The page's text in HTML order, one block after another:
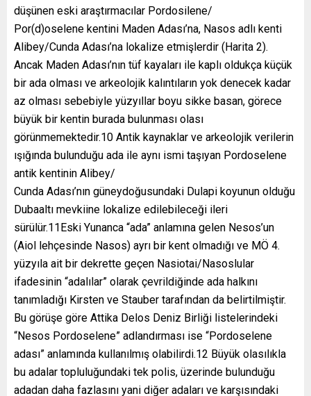
düşünen eski araştırmacılar Pordosilene/
Por(d)oselene kentini Maden Adası’na, Nasos adlı kenti
Alibey/Cunda Adası’na lokalize etmişlerdir (Harita 2).
Ancak Maden Adası’nın tüf kayaları ile kaplı oldukça küçük
bir ada olması ve arkeolojik kalıntıların yok denecek kadar
az olması sebebiyle yüzyıllar boyu sikke basan, görece
büyük bir kentin burada bulunması olası
görünmemektedir.10 Antik kaynaklar ve arkeolojik verilerin
ışığında bulunduğu ada ile aynı ismi taşıyan Pordoselene
antik kentinin Alibey/
Cunda Adası’nın güneydoğusundaki Dulapi koyunun olduğu
Dubaaltı mevkiine lokalize edilebileceği ileri
sürülür.11Eski Yunanca “ada” anlamına gelen Nesos’un
(Aiol lehçesinde Nasos) ayrı bir kent olmadığı ve MÖ 4.
yüzyıla ait bir dekrette geçen Nasiotai/Nasoslular
ifadesinin “adalılar” olarak çevrildiğinde ada halkını
tanımladığı Kirsten ve Stauber tarafından da belirtilmiştir.
Bu görüşe göre Attika Delos Deniz Birliği listelerindeki
“Nesos Pordoselene” adlandırması ise “Pordoselene
adası” anlamında kullanılmış olabilirdi.12 Büyük olasılıkla
bu adalar topluluğundaki tek polis, üzerinde bulunduğu
adadan daha fazlasını yani diğer adaları ve karşısındaki